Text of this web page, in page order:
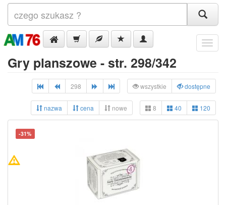
Menu
Gry planszowe - str. 298/342
298 wszystkie dostępne
nazwa cena nowe 8 40 120
-31%